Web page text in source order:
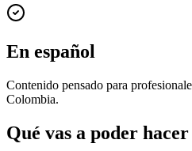
En español
Contenido pensado para
Colombia.
Qué vas a poder hacer